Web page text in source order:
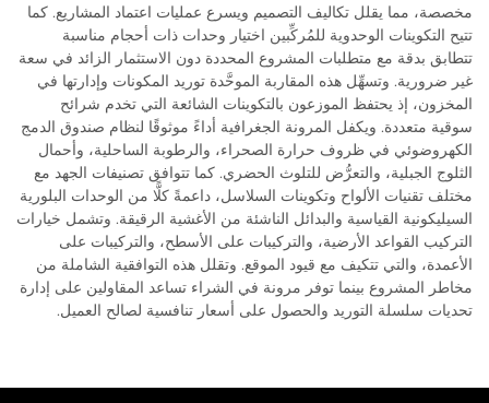
مخصصة، مما يقلل تكاليف التصميم ويسرع عمليات اعتماد المشاريع. كما
تتيح التكوينات الوحدوية للمُركِّبين اختيار وحدات ذات أحجام مناسبة
تتطابق بدقة مع متطلبات المشروع المحددة دون الاستثمار الزائد في سعة
غير ضرورية. وتسهِّل هذه المقاربة الموحَّدة توريد المكونات وإدارتها في
المخزون، إذ يحتفظ الموزعون بالتكوينات الشائعة التي تخدم شرائح
سوقية متعددة. ويكفل المرونة الجغرافية أداءً موثوقًا لنظام صندوق الدمج
الكهروضوئي في ظروف حرارة الصحراء، والرطوبة الساحلية، وأحمال
الثلوج الجبلية، والتعرُّض للتلوث الحضري. كما تتوافق تصنيفات الجهد مع
مختلف تقنيات الألواح وتكوينات السلاسل، داعمةً كلًّا من الوحدات البلورية
السيليكونية القياسية والبدائل الناشئة من الأغشية الرقيقة. وتشمل خيارات
التركيب القواعد الأرضية، والتركيبات على الأسطح، والتركيبات على
الأعمدة، والتي تتكيف مع قيود الموقع. وتقلل هذه التوافقية الشاملة من
مخاطر المشروع بينما توفر مرونة في الشراء تساعد المقاولين على إدارة
تحديات سلسلة التوريد والحصول على أسعار تنافسية لصالح العميل.